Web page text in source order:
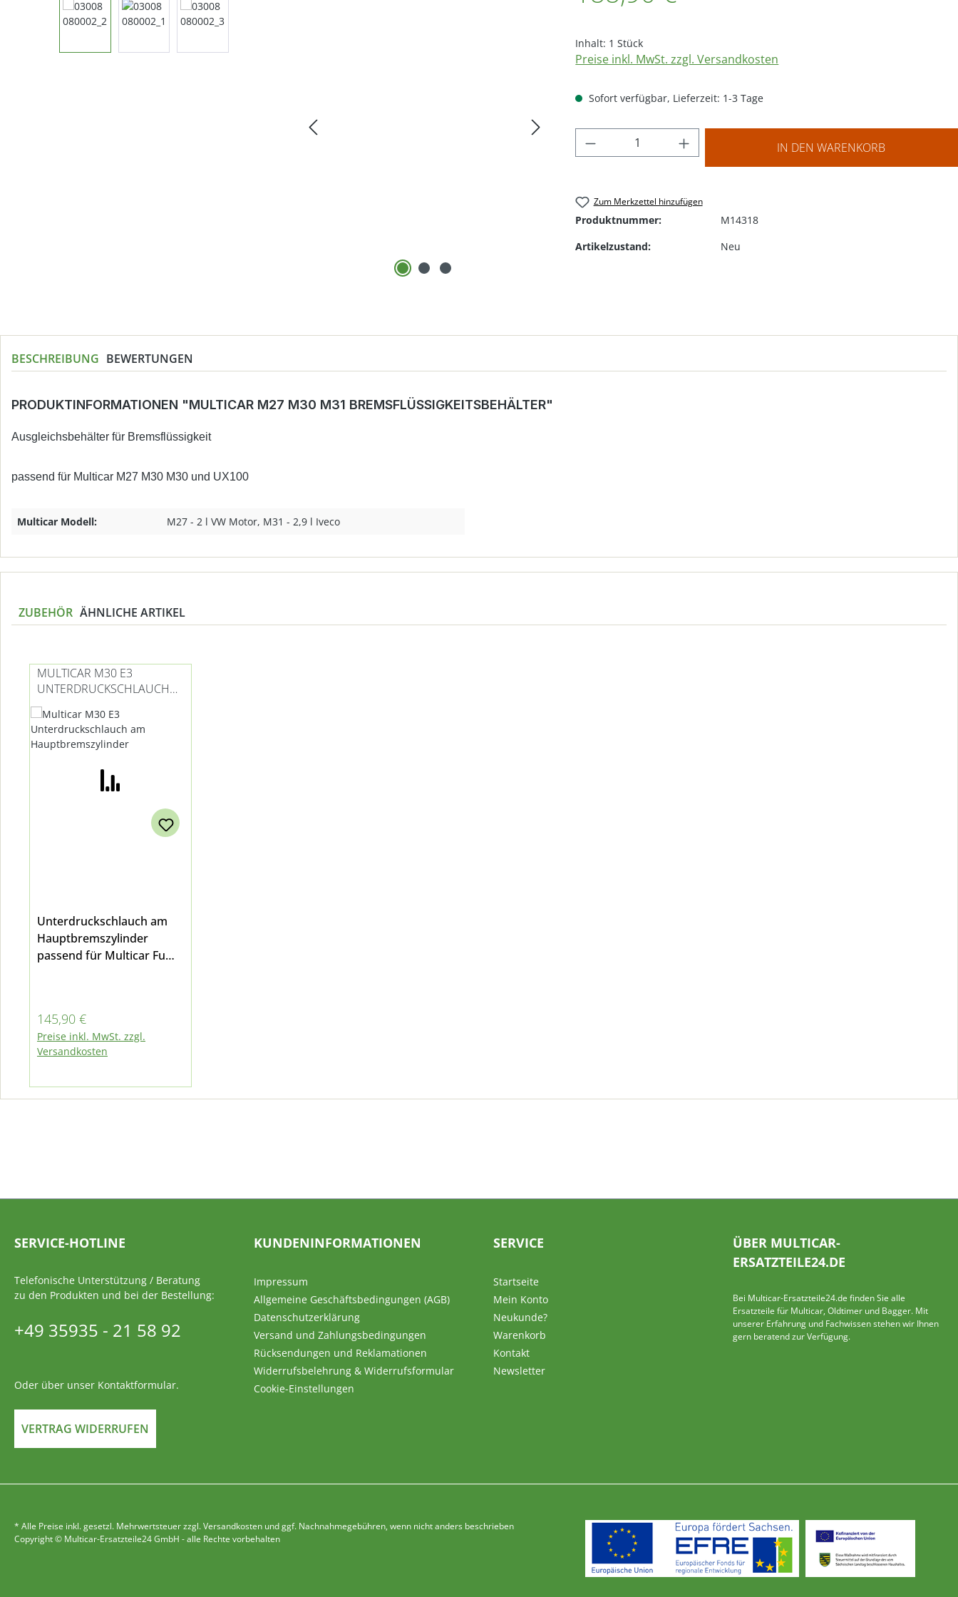
Inhalt: 1 Stück
Preise inkl. MwSt. zzgl. Versandkosten
Sofort verfügbar, Lieferzeit: 1-3 Tage
Produkt Anzahl: Gib den gewünschten Wert
IN DEN WARENKORB
Zum Merkzettel hinzufügen
Produktnummer:
M14318
Artikelzustand:
Neu
BESCHREIBUNG BEWERTUNGEN
PRODUKTINFORMATIONEN "MULTICAR M27 M30 M31 BREMSFLÜSSIGKEITSBEHÄLTER"
Ausgleichsbehälter für Bremsflüssigkeit
passend für Multicar M27 M30 M30 und UX100
Multicar Modell: M27 - 2 l VW Motor, M31 - 2,9 l Iveco
ZUBEHÖR ÄHNLICHE ARTIKEL
MULTICAR M30 E3
UNTERDRUCKSCHLAUCH
AM HAUPTBREMSZYLINDER
Unterdruckschlauch am
Hauptbremszylinder
passend für Multicar Fumo
Regulärer Preis:
145,90 €
Preise inkl. MwSt. zzgl.
Versandkosten
SERVICE-HOTLINE
Telefonische Unterstützung / Beratung
zu den Produkten und bei der Bestellung:
+49 35935 - 21 58 92
Oder über unser Kontaktformular.
VERTRAG WIDERRUFEN
KUNDENINFORMATIONEN
Impressum
Allgemeine Geschäftsbedingungen (AGB)
Datenschutzerklärung
Versand und Zahlungsbedingungen
Rücksendungen und Reklamationen
Widerrufsbelehrung & Widerrufsformular
Cookie-Einstellungen
SERVICE
Startseite
Mein Konto
Neukunde?
Warenkorb
Kontakt
Newsletter
ÜBER MULTICAR-
ERSATZTEILE24.DE
Bei Multicar-Ersatzteile24.de finden Sie alle
Ersatzteile für Multicar, Oldtimer und Bagger. Mit
unserer Erfahrung und Fachwissen stehen wir Ihnen
gern beratend zur Verfügung.
* Alle Preise inkl. gesetzl. Mehrwertsteuer zzgl. Versandkosten und ggf. Nachnahmegebühren, wenn nicht anders beschrieben
Copyright © Multicar-Ersatzteile24 GmbH - alle Rechte vorbehalten